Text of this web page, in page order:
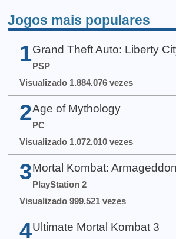
Jogos mais populares
1 Grand Theft Auto: Liberty
PSP
Visualizado 1.884.076 vezes
2 Age of Mythology
PC
Visualizado 1.072.010 vezes
3 Mortal Kombat: Armageddon
PlayStation 2
Visualizado 999.521 vezes
4 Ultimate Mortal Kombat 3